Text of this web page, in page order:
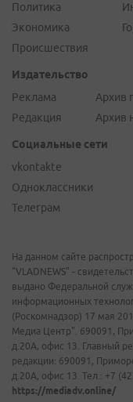
Политика
Экономика
Происшествия
Издательство
Реклама
Редакция
Архив
Архив
Социальные сети
vkontakte
Одноклассники
Телеграм
На данном сайте
"VLADNEWS" -
выдано Федеральной
информационных
(Роскомнадзор) 17 мая
Медиа Центр". 690091,
д.20А, офис 13. Главный
редакции: 690091,
д.20А, офис 13. Тел.: +7
https://mediadv.online/